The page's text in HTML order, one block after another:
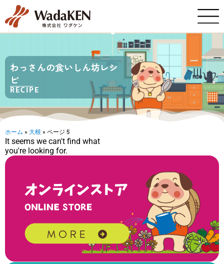
わっさんの食いしん坊レシ
ピ
RECIPE
ホーム » 大根 » ページ 5
It seems we can't find what
you're looking for.